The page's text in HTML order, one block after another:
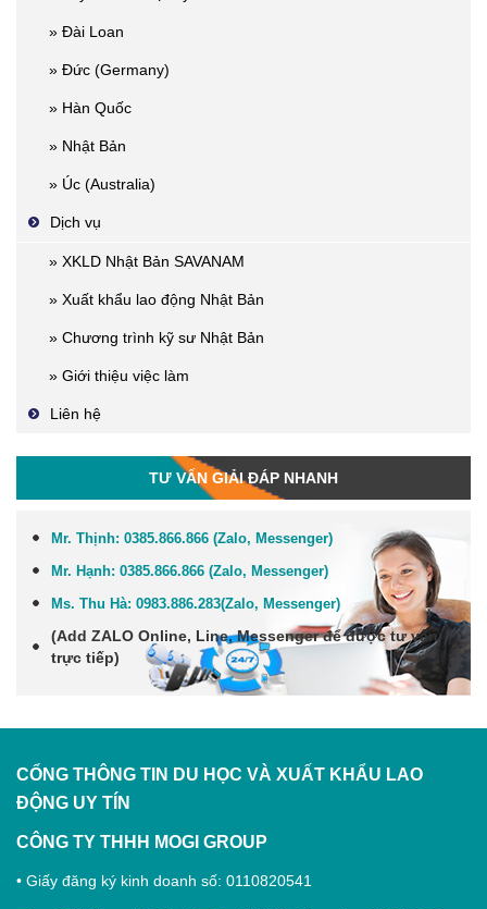
» Đài Loan
» Đức (Germany)
» Hàn Quốc
» Nhật Bản
» Úc (Australia)
Dịch vụ
» XKLD Nhật Bản SAVANAM
» Xuất khẩu lao động Nhật Bản
» Chương trình kỹ sư Nhật Bản
» Giới thiệu việc làm
Liên hệ
TƯ VẤN GIẢI ĐÁP NHANH
Mr. Thịnh: 0385.866.866 (Zalo, Messenger)
Mr. Hạnh: 0385.866.866 (Zalo, Messenger)
Ms. Thu Hà: 0983.886.283(Zalo, Messenger)
(Add ZALO Online, Line, Messengerđể được tư vấn
trực tiếp)
CỔNG THÔNG TIN DU HỌC VÀ XUẤT KHẨU LAO
ĐỘNG UY TÍN
CÔNG TY THHH MOGI GROUP
• Giấy đăng ký kinh doanh số: 0110820541